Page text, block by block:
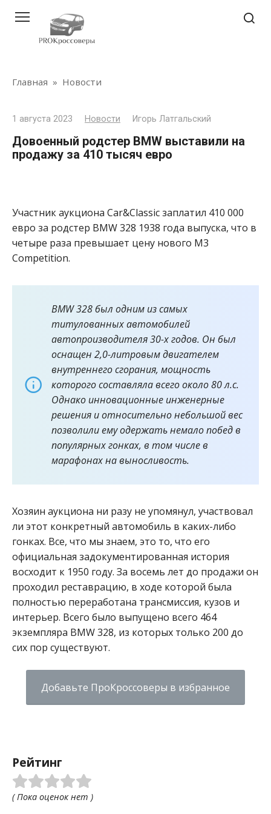
контенту
Главная » Новости
1 августа 2023 Новости Игорь Латгальский
Довоенный родстер BMW выставили на
продажу за 410 тысяч евро
Участник аукциона Car&Classic заплатил 410 000
евро за родстер BMW 328 1938 года выпуска, что в
четыре раза превышает цену нового M3
Competition.
BMW 328 был одним из самых
титулованных автомобилей
автопроизводителя 30-х годов. Он был
оснащен 2,0-литровым двигателем
внутреннего сгорания, мощность
которого составляла всего около 80 л.с.
Однако инновационные инженерные
решения и относительно небольшой вес
позволили ему одержать немало побед в
популярных гонках, в том числе в
марафонах на выносливость.
Хозяин аукциона ни разу не упомянул, участвовал
ли этот конкретный автомобиль в каких-либо
гонках. Все, что мы знаем, это то, что его
официальная задокументированная история
восходит к 1950 году. За восемь лет до продажи он
проходил реставрацию, в ходе которой была
полностью переработана трансмиссия, кузов и
интерьер. Всего было выпущено всего 464
экземпляра BMW 328, из которых только 200 до
сих пор существуют.
Добавьте ПроКроссоверы в избранное
Рейтинг
( Пока оценок нет )